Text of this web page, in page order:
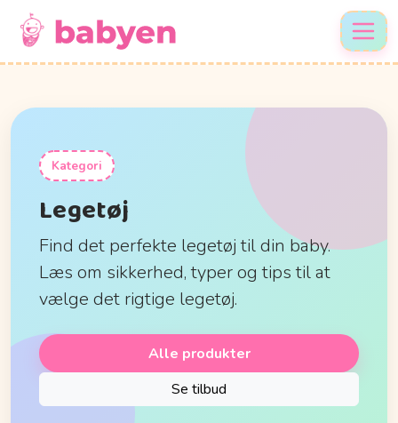
Kategori
Legetøj
Find det perfekte legetøj til din baby.
Læs om sikkerhed, typer og tips til at
vælge det rigtige legetøj.
Alle produkter
Se tilbud